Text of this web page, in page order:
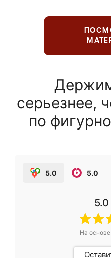
серьезнее,
по
5.0 5.0
5.0
На основе